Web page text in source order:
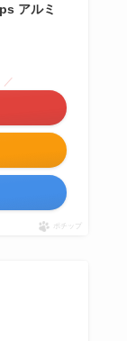
アルミ
／
ポチップ